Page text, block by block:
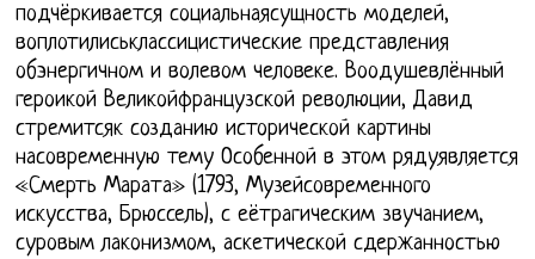
подчёркивается социальнаясущность моделей,
воплотилиськлассицистические представления
обэнергичном и волевом человеке. Воодушевлённый
героикой Великойфранцузской революции, Давид
стремитсяк созданию исторической картины
насовременную тему Особенной в этом рядуявляется
«Смерть Марата» (1793, Музейсовременного
искусства, Брюссель), с еётрагическим звучанием,
суровым лаконизмом, аскетической сдержанностью